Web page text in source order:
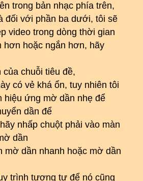
trong bản nhạc phía trên,
đối với phần ba dưới, tôi sẽ
video trong dòng thời gian
hơn hoặc ngắn hơn, hãy
chuỗi tiêu đề,
có vẻ khá ổn, tuy nhiên tôi
hiệu ứng mờ dần nhẹ để
dần để
nhấp chuột phải vào màn
dần
mờ dần nhanh hoặc mờ dần
trình tương tự để nó cũng